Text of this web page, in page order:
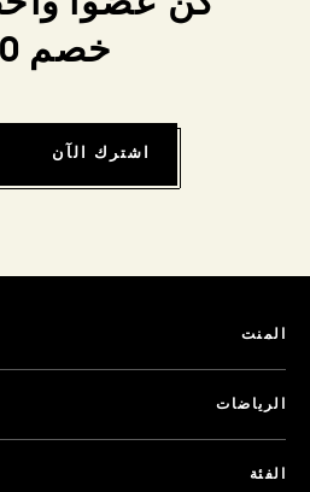
خصم 10٪
اشترك الآن
المنت
الرياضات
الفئة